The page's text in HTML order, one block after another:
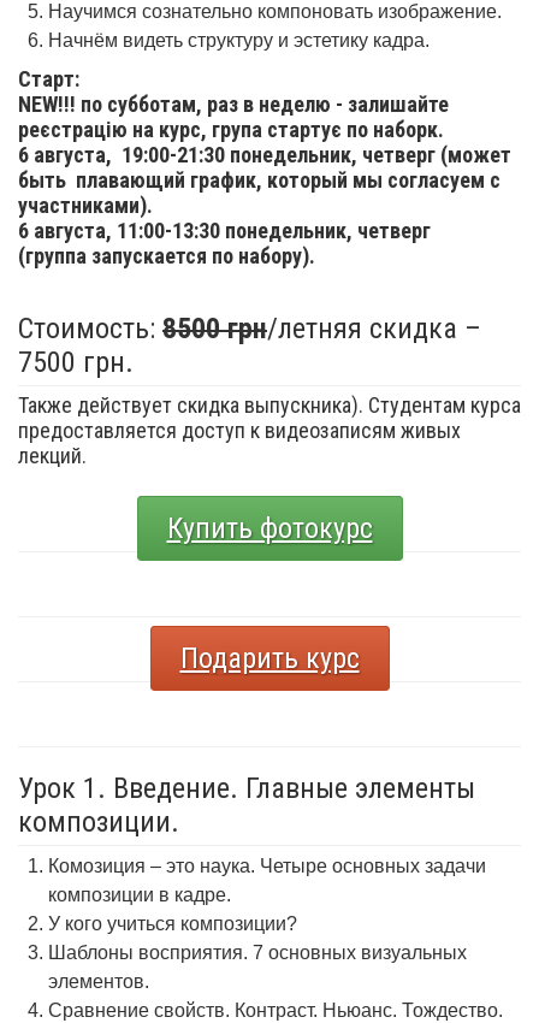
Научимся сознательно компоновать изображение.
Начнём видеть структуру и эстетику кадра.
Старт:
NEW!!! по субботам, раз в неделю - залишайте
реєстрацію на курс, група стартує по наборк.
6 августа, 19:00-21:30 понедельник, четверг (может
быть плавающий график, который мы согласуем с
участниками).
6 августа, 11:00-13:30 понедельник, четверг
(группа запускается по набору).
Стоимость: 8500 грн/летняя скидка –
7500 грн.
Также действует скидка выпускника). Студентам курса
предоставляется доступ к видеозаписям живых
лекций.
Купить фотокурс
Подарить курс
Урок 1. Введение. Главные элементы
композиции.
Комозиция – это наука. Четыре основных задачи
композиции в кадре.
У кого учиться композиции?
Шаблоны восприятия. 7 основных визуальных
элементов.
Сравнение свойств. Контраст. Ньюанс. Тождество.